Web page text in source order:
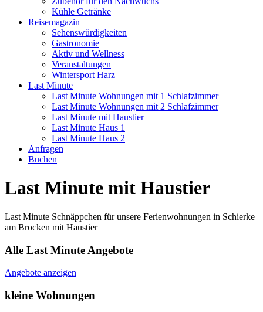
Kühle Getränke
Reisemagazin
Sehenswürdigkeiten
Gastronomie
Aktiv und Wellness
Veranstaltungen
Wintersport Harz
Last Minute
Last Minute Wohnungen mit 1 Schlafzimmer
Last Minute Wohnungen mit 2 Schlafzimmer
Last Minute mit Haustier
Last Minute Haus 1
Last Minute Haus 2
Anfragen
Buchen
Last Minute mit Haustier
Last Minute Schnäppchen für unsere Ferienwohnungen in Schierke
am Brocken mit Haustier
Alle Last Minute Angebote
Angebote anzeigen
kleine Wohnungen